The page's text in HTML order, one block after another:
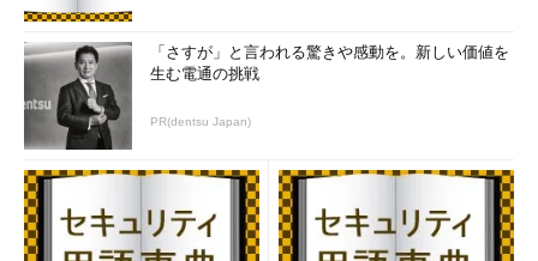
「さすが」と言われる驚きや感動を。新しい価値を
生む電通の挑戦
PR(dentsu Japan)